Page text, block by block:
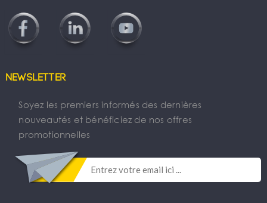
Newsletter
Soyez les premiers informés des dernières
nouveautés et bénéficiez de nos offres
promotionnelles